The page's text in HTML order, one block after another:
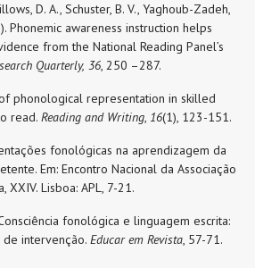
D. A., Schuster, B. V., Yaghoub-Zadeh,
Phonemic awareness instruction helps
from the National Reading Panel’s
Quarterly, 36, 250 –287.
phonological representation in skilled
read. Reading and Writing, 16(1), 123-151.
fonológicas na aprendizagem da
Em: Encontro Nacional da Associação
XXIV. Lisboa: APL, 7-21.
fonológica e linguagem escrita:
intervenção. Educar em Revista, 57-71.